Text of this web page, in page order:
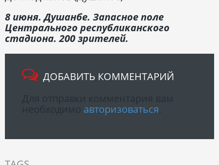
8 июня. Душанбе. Запасное поле
Центрального республиканского
стадиона. 200 зрителей.
ДОБАВИТЬ КОММЕНТАРИЙ
авторизоваться